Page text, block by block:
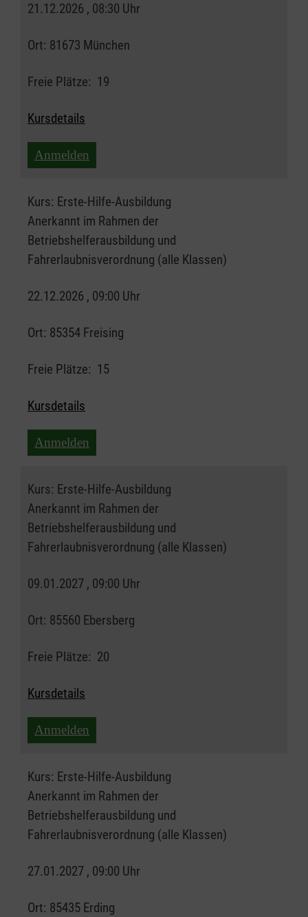
21.12.2026 , 08:30 Uhr
Ort: 81673 München
Freie Plätze: 19
Kursdetails
Anmelden
Kurs: Erste-Hilfe-Ausbildung
Anerkannt im Rahmen der
Betriebshelferausbildung und
Fahrerlaubnisverordnung (alle Klassen)
22.12.2026 , 09:00 Uhr
Ort: 85354 Freising
Freie Plätze: 15
Kursdetails
Anmelden
Kurs: Erste-Hilfe-Ausbildung
Anerkannt im Rahmen der
Betriebshelferausbildung und
Fahrerlaubnisverordnung (alle Klassen)
09.01.2027 , 09:00 Uhr
Ort: 85560 Ebersberg
Freie Plätze: 20
Kursdetails
Anmelden
Kurs: Erste-Hilfe-Ausbildung
Anerkannt im Rahmen der
Betriebshelferausbildung und
Fahrerlaubnisverordnung (alle Klassen)
27.01.2027 , 09:00 Uhr
Ort: 85435 Erding